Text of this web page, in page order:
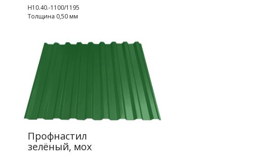
Профнастил
зелёный, мох
Н10.40.-1100/1195
Толщина 0,50 мм